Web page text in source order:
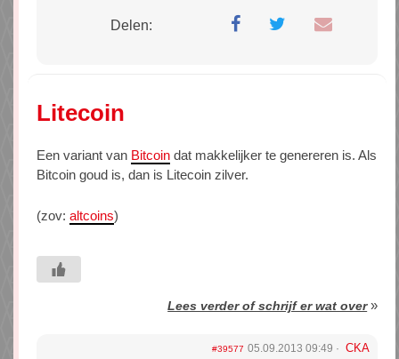
Delen:
Litecoin
Een variant van Bitcoin dat makkelijker te genereren is. Als
Bitcoin goud is, dan is Litecoin zilver.
(zov: altcoins)
Lees verder of schrijf er wat over»
#39577 05.09.2013 09:49 CKA